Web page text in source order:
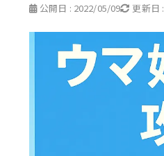
公開日 : 2022/05/09 更新日 :